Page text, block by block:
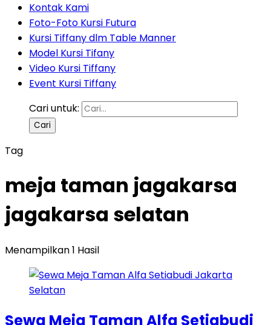
Kontak Kami
Foto-Foto Kursi Futura
Kursi Tiffany dlm Table Manner
Model Kursi Tifany
Video Kursi Tiffany
Event Kursi Tiffany
Cari untuk:
Tag
meja taman jagakarsa
jagakarsa selatan
Menampilkan 1 Hasil
Sewa Meja Taman Alfa Setiabudi